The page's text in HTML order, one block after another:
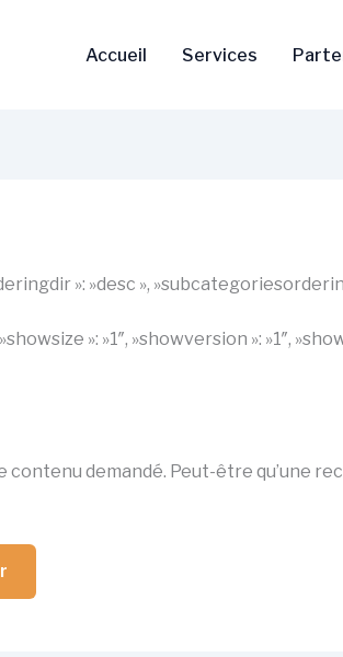
Accueil Services
»: »desc »,
»: »1″, »showversion »: »1″,
contenu demandé. Peut-être qu’une